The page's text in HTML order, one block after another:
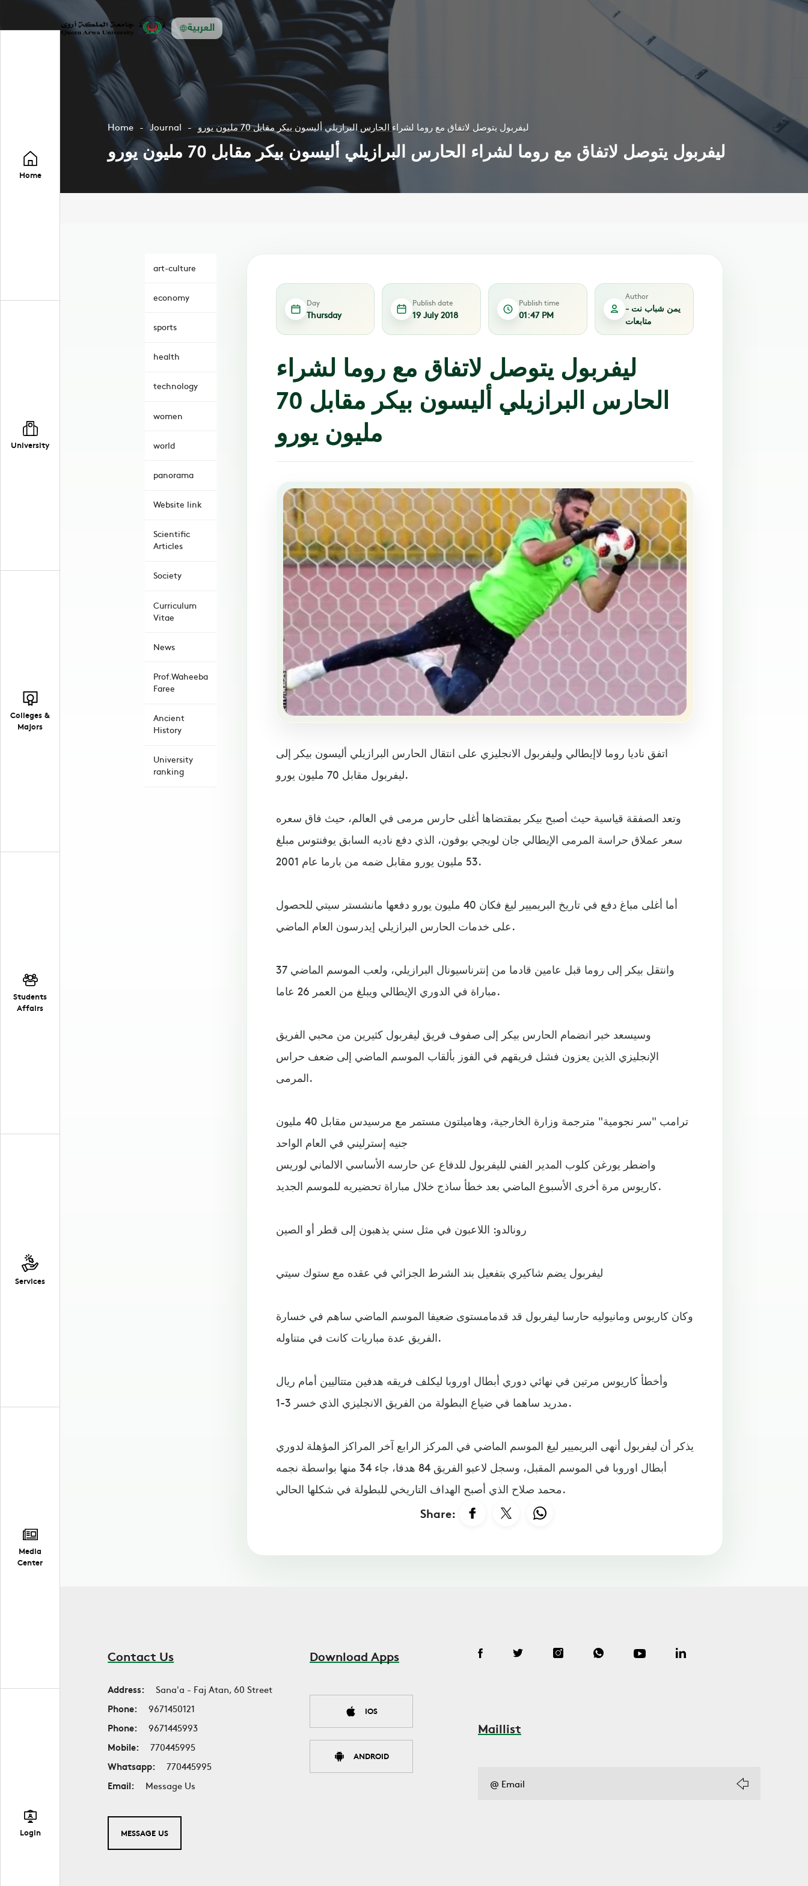
العربية
Home
University
Colleges &
Majors
Students
Affairs
Services
Media
Center
Login
Home Journal ليفربول يتوصل لاتفاق مع روما لشراء الحارس البرازيلي أليسون بيكر مقابل 70 مليون يورو
ليفربول يتوصل لاتفاق مع روما لشراء الحارس البرازيلي أليسون بيكر مقابل 70 مليون يورو
art-culture
economy
sports
health
technology
women
world
panorama
Website link
Scientific
Articles
Society
Curriculum
Vitae
News
Prof.Waheeba
Faree
Ancient
History
University
ranking
Day
Thursday
Publish date
19 July 2018
Publish time
01:47 PM
Author
يمن شباب نت -
متابعات
ليفربول يتوصل لاتفاق مع روما لشراء
الحارس البرازيلي أليسون بيكر مقابل 70
مليون يورو
اتفق ناديا روما لاإيطالي وليفربول الانجليزي على انتقال الحارس البرازيلي أليسون بيكر إلى
ليفربول مقابل 70 مليون يورو.
وتعد الصفقة قياسية حيث أصبح بيكر بمقتضاها أغلى حارس مرمى في العالم، حيث فاق سعره
سعر عملاق حراسة المرمى الإيطالي جان لويجي بوفون، الذي دفع ناديه السابق يوفنتوس مبلغ
53 مليون يورو مقابل ضمه من بارما عام 2001.
أما أغلى مباغ دفع في تاريخ البريميير ليغ فكان 40 مليون يورو دفعها مانشستر سيتي للحصول
على خدمات الحارس البرازيلي إيدرسون العام الماضي.
وانتقل بيكر إلى روما قبل عامين قادما من إنترناسيونال البرازيلي، ولعب الموسم الماضي 37
مباراة في الدوري الإيطالي ويبلغ من العمر 26 عاما.
وسيسعد خبر انضمام الحارس بيكر إلى صفوف فريق ليفربول كثيرين من محبي الفريق
الإنجليزي الذين يعزون فشل فريقهم في الفوز بألقاب الموسم الماضي إلى ضعف حراس
المرمى.
ترامب "سر نجومية" مترجمة وزارة الخارجية، وهاميلتون مستمر مع مرسيدس مقابل 40 مليون
جنيه إسترليني في العام الواحد
واضطر يورغن كلوب المدير الفني لليفربول للدفاع عن حارسه الأساسي الالماني لوريس
كاريوس مرة أخرى الأسبوع الماضي بعد خطأ ساذج خلال مباراة تحضيريه للموسم الجديد.
رونالدو: اللاعبون في مثل سني يذهبون إلى قطر أو الصين
ليفربول يضم شاكيري بتفعيل بند الشرط الجزائي في عقده مع ستوك سيتي
وكان كاريوس ومانيوليه حارسا ليفربول قد قدمامستوى ضعيفا الموسم الماضي ساهم في خسارة
الفريق عدة مباريات كانت في متناوله.
وأخطأ كاريوس مرتين في نهائي دوري أبطال اوروبا ليكلف فريقه هدفين متتاليين أمام ريال
مدريد ساهما في ضياع البطولة من الفريق الانجليزي الذي خسر 3-1.
يذكر أن ليفربول أنهى البريميير ليغ الموسم الماضي في المركز الرابع آخر المراكز المؤهلة لدوري
أبطال اوروبا في الموسم المقبل، وسجل لاعبو الفريق 84 هدفا، جاء 34 منها بواسطة نجمه
محمد صلاح الذي أصبح الهداف التاريخي للبطولة في شكلها الحالي.
Share:
Contact Us
Address:
Sana'a - Faj Atan, 60 Street
Phone:
9671450121
Phone:
9671445993
Mobile:
770445995
Whatsapp:
770445995
Email:
Message Us
MESSAGE US
Download Apps
IOS
ANDROID
Maillist